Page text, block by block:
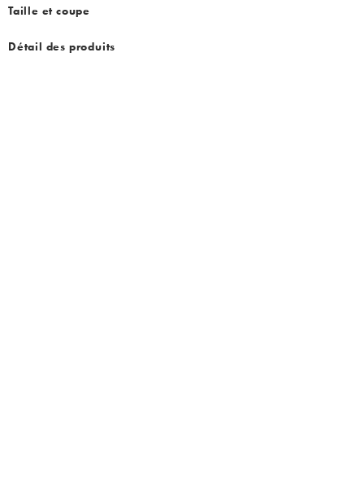
Taille et coupe
Détail des produits